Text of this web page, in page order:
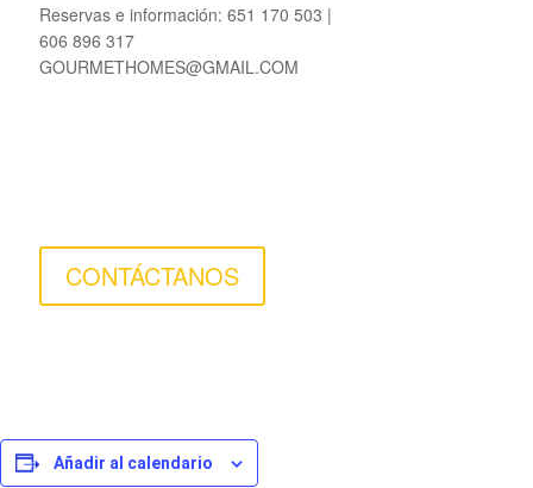
Reservas e información: 651 170 503 |
606 896 317
GOURMETHOMES@GMAIL.COM
CONTÁCTANOS
Añadir al calendario